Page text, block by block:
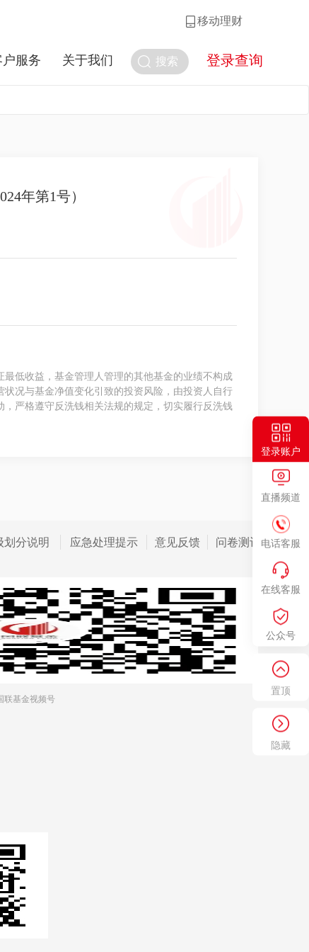
登录账户
直播频道
电话客服
在线客服
公众号
置顶
隐藏
移动理财
搜索 登录查询
户服务 关于我们
年第1号）
低收益，基金管理人管理的其他基金的业绩不构成
况与基金净值变化引致的投资风险，由投资人自行
严格遵守反洗钱相关法规的规定，切实履行反洗钱
划分说明 应急处理提示 意见反馈 问卷测评
联基金视频号